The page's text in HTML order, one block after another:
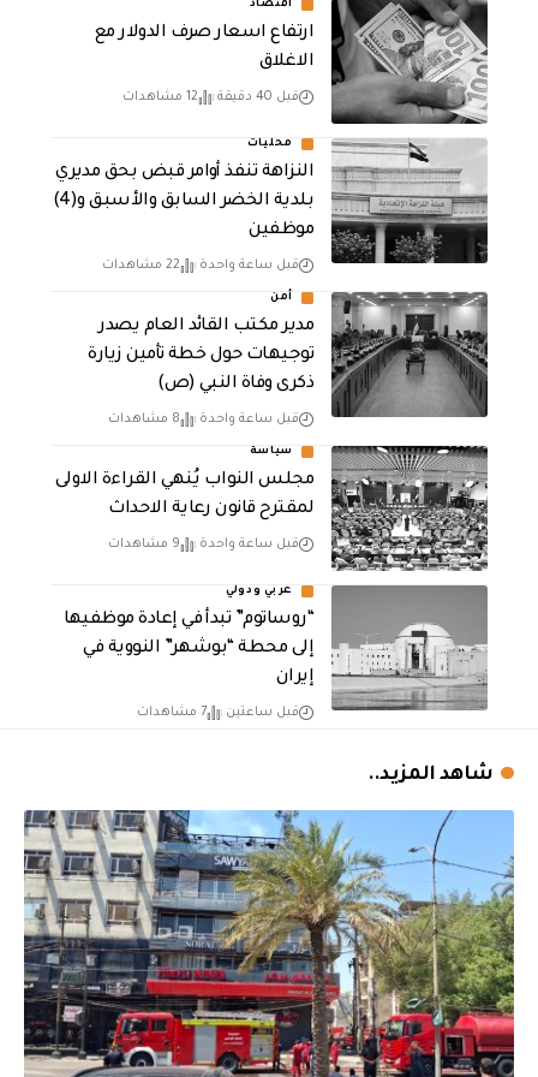
أقتصاد
ارتفاع اسعار صرف الدولار مع
الاغلاق
قبل 40 دقيقة 12 مشاهدات
محليات
النزاهة تنفذ أوامر قبض بحق مديري
بلدية الخضر السابق والأسبق و(4)
موظفين
قبل ساعة واحدة 22 مشاهدات
أمن
مدير مكتب القائد العام يصدر
توجيهات حول خطة تأمين زيارة
ذكرى وفاة النبي (ص)
قبل ساعة واحدة 8 مشاهدات
سياسة
مجلس النواب يُنهي القراءة الاولى
لمقترح قانون رعاية الاحداث
قبل ساعة واحدة 9 مشاهدات
عربي ودولي
“روساتوم” تبدأ في إعادة موظفيها
إلى محطة “بوشهر” النووية في
إيران
قبل ساعتين 7 مشاهدات
شاهد المزيد..